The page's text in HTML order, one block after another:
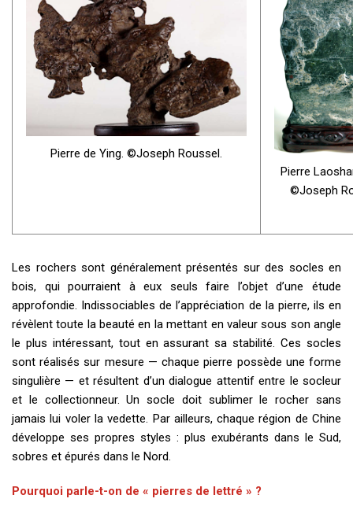
Pierre de Ying. ©Joseph Roussel.
Pierre
©Joseph
Les rochers sont généralement présentés sur des socles en
bois, qui pourraient à eux seuls faire l’objet d’une étude
approfondie. Indissociables de l’appréciation de la pierre, ils en
révèlent toute la beauté en la mettant en valeur sous son angle
le plus intéressant, tout en assurant sa stabilité. Ces socles
sont réalisés sur mesure — chaque pierre possède une forme
singulière — et résultent d’un dialogue attentif entre le socleur
et le collectionneur. Un socle doit sublimer le rocher sans
jamais lui voler la vedette. Par ailleurs, chaque région de Chine
développe ses propres styles : plus exubérants dans le Sud,
sobres et épurés dans le Nord.
Pourquoi parle-t-on de « pierres de lettré » ?